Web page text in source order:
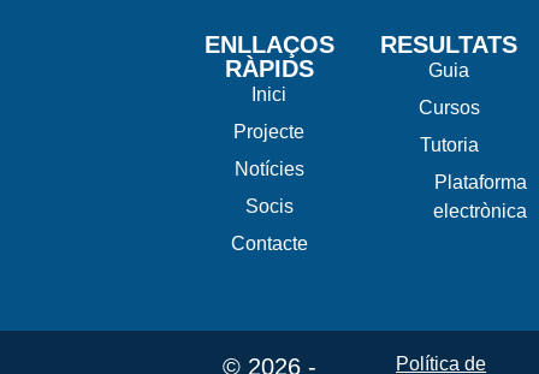
ENLLAÇOS
RÀPIDS
Inici
Projecte
Notícies
Socis
Contacte
RESULTATS
Guia
Cursos
Tutoria
Plataforma
electrònica
© 2026 -
Política de